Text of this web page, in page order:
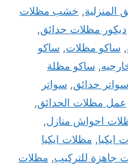
, خشب مظلات
ديكور مظلات حدائق,
, ساكو مظلات, ساكو
, ساكو مظلة
سواتر حدائق, سواتر
عمل مظلات الحدائق,
احواش منازل,
ايكيا, مظلات ايكيا
جاهزة للتركيب, مظلات